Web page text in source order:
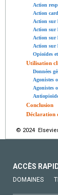
Action
Action
Action sur
Action
Action sur
Action sur
Opioïdes
Utilisation
Données
Agonistes
Agonistes
Conclusion
Déclaration
© 2024
ACCÈS
DOMAINES